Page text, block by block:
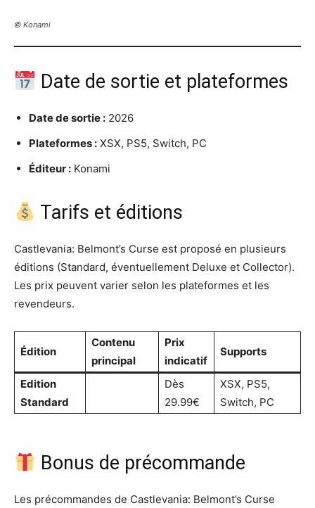
© Konami
Date de sortie et plateformes
Date de sortie : 2026
Plateformes : XSX, PS5, Switch, PC
Éditeur : Konami
Tarifs et éditions
Castlevania: Belmont’s Curse est proposé en plusieurs
éditions (Standard, éventuellement Deluxe et Collector).
Les prix peuvent varier selon les plateformes et les
revendeurs.
Édition
Contenu
principal
Prix
indicatif
Supports
Edition
Standard
Dès
29.99€
XSX, PS5,
Switch, PC
Bonus de précommande
Les précommandes de Castlevania: Belmont’s Curse